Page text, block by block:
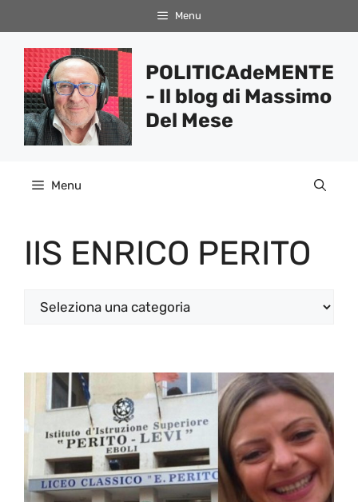
al
contenuto
Menu
POLITICAdeMENTE
- Il blog di Massimo
Del Mese
Menu
IIS ENRICO PERITO
Categorie